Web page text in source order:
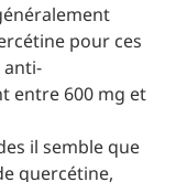
pour ces
anti-
entre 600 mg et
il semble que
quercétine,